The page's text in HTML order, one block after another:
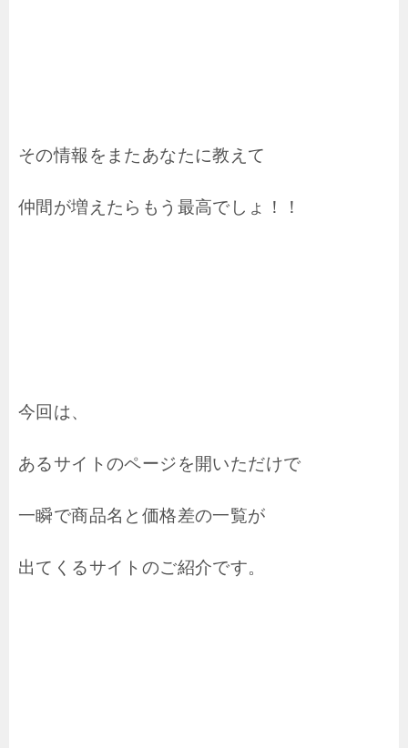
その情報をまたあなたに教えて
仲間が増えたらもう最高でしょ！！
今回は、
あるサイトのページを開いただけで
一瞬で商品名と価格差の一覧が
出てくるサイトのご紹介です。